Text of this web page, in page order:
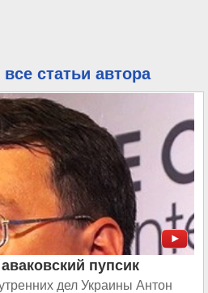
статьи автора
пупсик
дел Украины Антон